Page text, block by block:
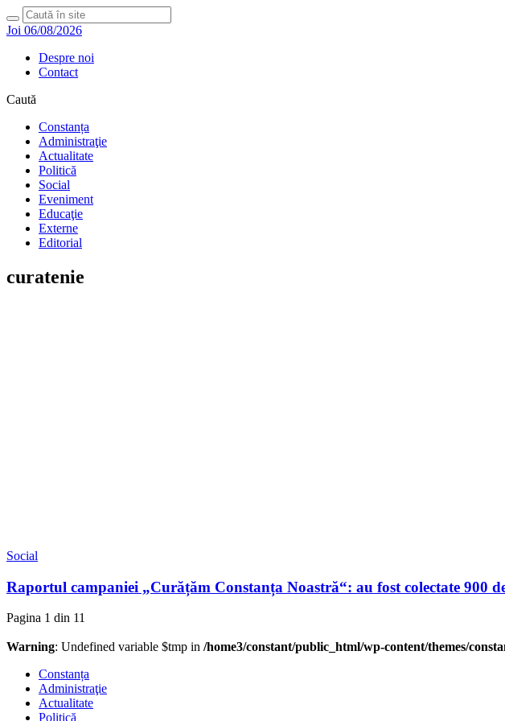
Joi 06/08/2026
Despre noi
Contact
Caută
Constanța
Administraţie
Actualitate
Politică
Social
Eveniment
Educaţie
Externe
Editorial
curatenie
Social
Raportul campaniei „Curățăm Constanța Noastră“: au fost colectate 900
Pagina 1 din 11
Warning: Undefined variable $tmp in /home3/constant/public_html/wp-content/themes/
Constanța
Administraţie
Actualitate
Politică